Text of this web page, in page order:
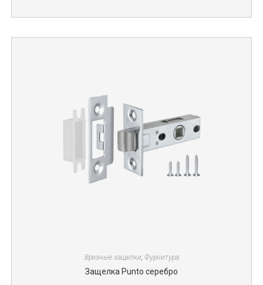
Врезные защелки Фурнитура
Защелка Punto серебро